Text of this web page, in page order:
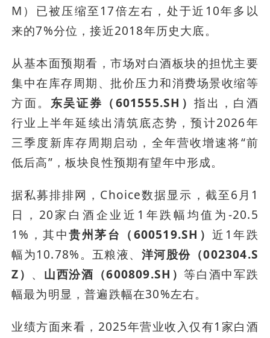
M）已被压缩至17倍左右，处于近10年多以
来的7%分位，接近2018年历史大底。
从基本面预期看，市场对白酒板块的担忧主要
集中在库存周期、批价压力和消费场景收缩等
方面。 东吴证券（601555.SH）指出，白酒
行业上半年延续出清筑底态势，预计2026年
三季度新库存周期启动，全年营收增速将“前
低后高”，板块良性预期有望年中形成。
据私募排排网，Choice数据显示，截至6月1
日，20家白酒企业近1年跌幅均值为-20.5
1%，其中贵州茅台（600519.SH）近1年跌
幅为10.78%。五粮液、 洋河股份（002304.S
Z） 、 山西汾酒（600809.SH）等白酒中军跌
幅最为明显，普遍跌幅在30%左右。
业绩方面来看，2025年营业收入仅有1家白酒